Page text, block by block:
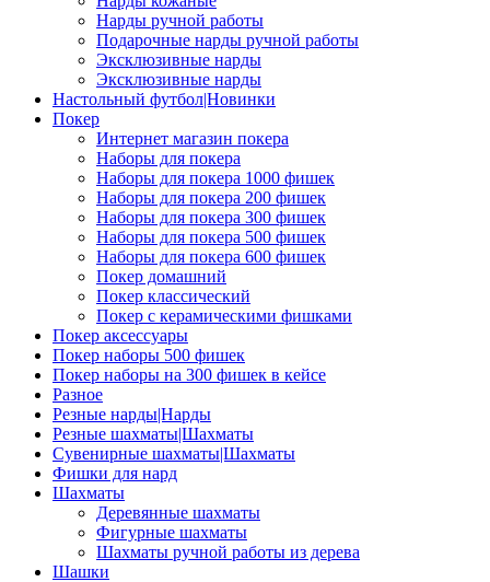
Нарды ручной работы
Подарочные нарды ручной работы
Эксклюзивные нарды
Эксклюзивные нарды
Настольный футбол|Новинки
Покер
Интернет магазин покера
Наборы для покера
Наборы для покера 1000 фишек
Наборы для покера 200 фишек
Наборы для покера 300 фишек
Наборы для покера 500 фишек
Наборы для покера 600 фишек
Покер домашний
Покер классический
Покер с керамическими фишками
Покер аксессуары
Покер наборы 500 фишек
Покер наборы на 300 фишек в кейсе
Разное
Резные нарды|Нарды
Резные шахматы|Шахматы
Сувенирные шахматы|Шахматы
Фишки для нард
Шахматы
Деревянные шахматы
Фигурные шахматы
Шахматы ручной работы из дерева
Шашки